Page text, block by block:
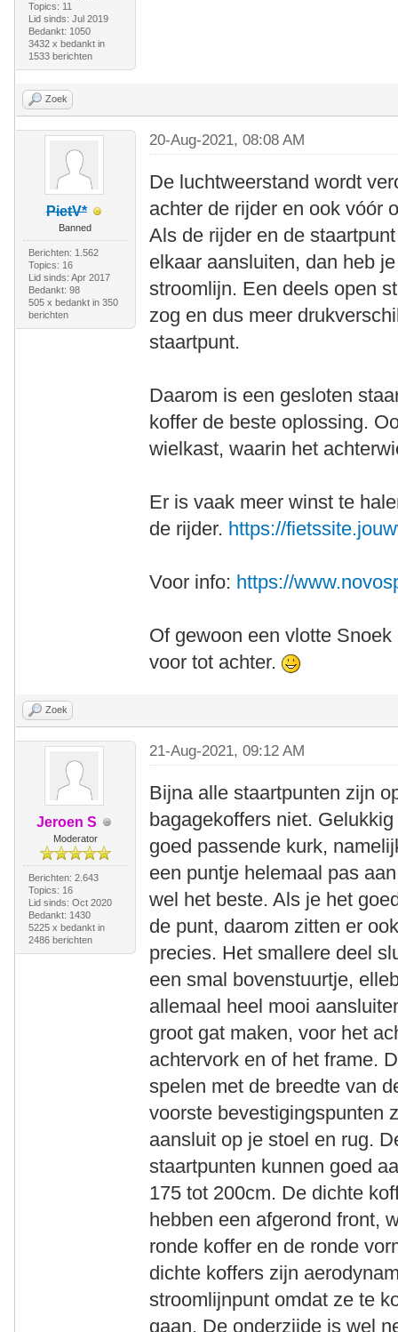
Topics: 11
Lid sinds: Jul 2019
Bedankt: 1050
3432 x bedankt in
1533 berichten
Zoek
PietV*
Banned
Berichten: 1.562
Topics: 16
Lid sinds: Apr 2017
Bedankt: 98
505 x bedankt in 350
berichten
20-Aug-2021, 08:08 AM
De luchtweerstand wordt
achter de rijder en ook vóór
Als de rijder en de
elkaar aansluiten, dan heb
stroomlijn. Een deels open
zog en dus meer
staartpunt.
Daarom is een gesloten
koffer de beste oplossing.
wielkast, waarin het
Er is vaak meer winst te
de rijder. https://
Voor info: https://
Of gewoon een vlotte
voor tot achter.
Zoek
Jeroen S
Moderator
Berichten: 2.643
Topics: 16
Lid sinds: Oct 2020
Bedankt: 1430
5225 x bedankt in
2486 berichten
21-Aug-2021, 09:12 AM
Bijna alle staartpunten zijn
bagagekoffers niet.
goed passende kurk,
een puntje helemaal pas
wel het beste. Als je het
de punt, daarom zitten er
precies. Het smallere deel
een smal bovenstuurtje,
allemaal heel mooi
groot gat maken, voor het
achtervork en of het frame.
spelen met de breedte van
voorste bevestigingspunten
aansluit op je stoel en rug.
staartpunten kunnen goed
175 tot 200cm. De dichte
hebben een afgerond front,
ronde koffer en de ronde
dichte koffers zijn
stroomlijnpunt omdat ze te
gaan. De onderzijde is wel